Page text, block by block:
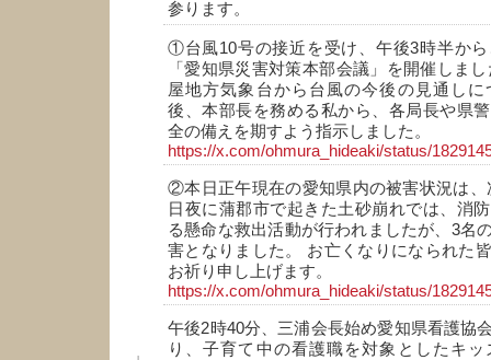
参ります。
①台風10号の接近を受け、午後3時半か
「愛知県災害対策本部会議」を開催しま
屋地方気象台から台風の今後の見通し
後、本部長を務める私から、各局長や県
全の備えを期すよう指示しました。
https://x.com/ohmura_hideaki/status/
②本日正午現在の愛知県内の被害状況は、
日夜に蒲郡市で起きた土砂崩れでは、消
る懸命な救出活動が行われましたが、3名
害となりました。 お亡くなりになられた
お祈り申し上げます。
https://x.com/ohmura_hideaki/status/
午後2時40分、三浦会長始め愛知県看護協
り、子育て中の看護職を対象としたキ